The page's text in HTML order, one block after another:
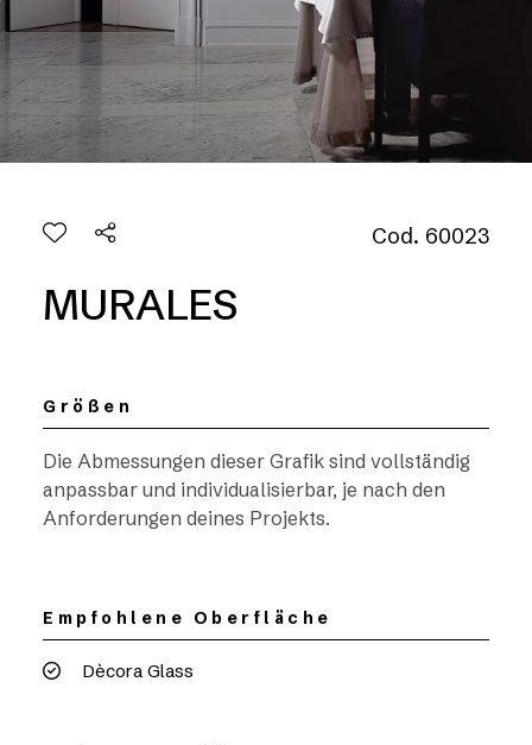
Cod. 60023
MURALES
Größen
Die Abmessungen dieser Grafik sind vollständig
anpassbar und individualisierbar, je nach den
Anforderungen deines Projekts.
Empfohlene Oberfläche
Dècora Glass